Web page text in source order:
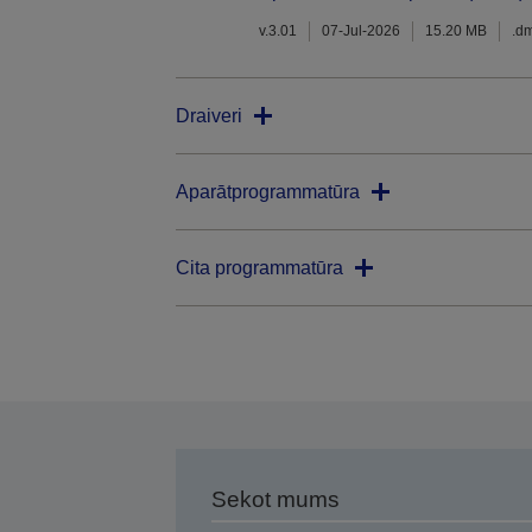
v.3.01 07-Jul-2026 15.20 MB
Draiveri
Aparātprogrammatūra
Cita programmatūra
Sekot mums